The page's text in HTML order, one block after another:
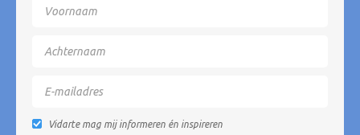
Vidarte mag mij informeren én inspireren